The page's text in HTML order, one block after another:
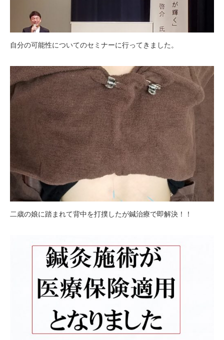
自分の可能性についてのセミナーに行ってきました。
二歳の娘に踏まれて背中を打撲したが鍼治療で即解決！！